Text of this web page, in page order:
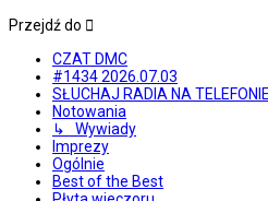
Przejdź do
CZAT DMC
#1434 2026.07.03
SŁUCHAJ RADIA NA TELEFONIE
Notowania
↳ Wywiady
Imprezy
Ogólnie
Best of the Best